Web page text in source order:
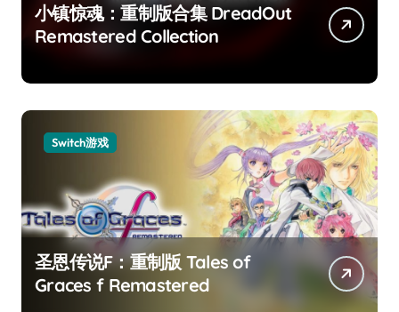
小镇惊魂：重制版合集 DreadOut
Remastered Collection
Switch游戏
圣恩传说F：重制版 Tales of
Graces f Remastered